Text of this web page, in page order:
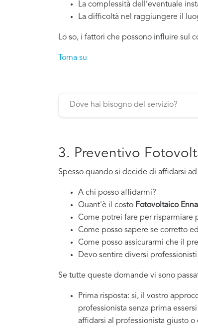
La complessità dell’eventuale
La difficoltà nel raggiungere il
Lo so, i fattori che possono influire sul
Torna su
3. Preventivo
Spesso quando si decide di affidarsi
A chi posso affidarmi?
Quant'è il costo Fotovoltaico Enna
Come potrei fare per risparmiare
Come posso sapere se corretto
Come posso assicurarmi che il
Devo sentire diversi
Se tutte queste domande vi sono
Prima risposta: si, il vostro
professionista senza prima
affidarsi al professionista giusto